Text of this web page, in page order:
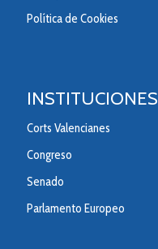
Política de Cookies
INSTITUCIONES
Corts Valencianes
Congreso
Senado
Parlamento Europeo